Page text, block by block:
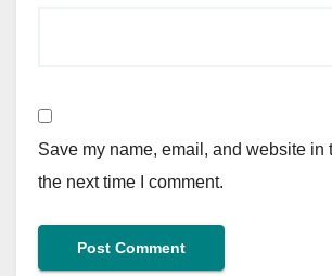
Save my name, email, and website in
the next time I comment.